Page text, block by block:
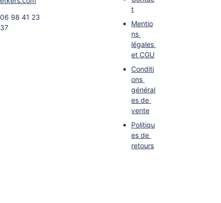
06 98 41 23
37
t
Mentio
ns
légales
et CGU
Conditi
ons
général
es de
vente
Politiqu
es de
retours